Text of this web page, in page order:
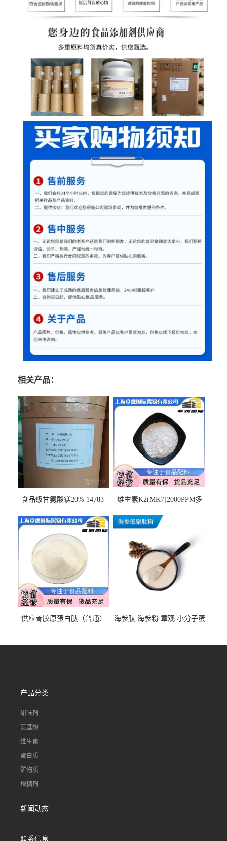
相关产品：
食品级甘氨酸镁20% 14783-
饮料 20%
维生素K2(MK7)2000PPM多
应
供应骨胶原蛋白肽（普通）
海参肽 海参粉 章观 小分子蛋
产品分类
甜味剂
氨基酸
维生素
蛋白质
矿物质
增稠剂
新闻动态
联系信息